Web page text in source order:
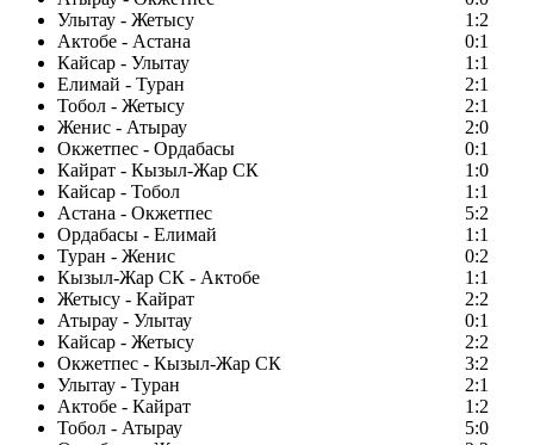
Улытау - Жетысу
1:2
Актобе - Астана
0:1
Кайсар - Улытау
1:1
Елимай - Туран
2:1
Тобол - Жетысу
2:1
Женис - Атырау
2:0
Окжетпес - Ордабасы
0:1
Кайрат - Кызыл-Жар СК
1:0
Кайсар - Тобол
1:1
Астана - Окжетпес
5:2
Ордабасы - Елимай
1:1
Туран - Женис
0:2
Кызыл-Жар СК - Актобе
1:1
Жетысу - Кайрат
2:2
Атырау - Улытау
0:1
Кайсар - Жетысу
2:2
Окжетпес - Кызыл-Жар СК
3:2
Улытау - Туран
2:1
Актобе - Кайрат
1:2
Тобол - Атырау
5:0